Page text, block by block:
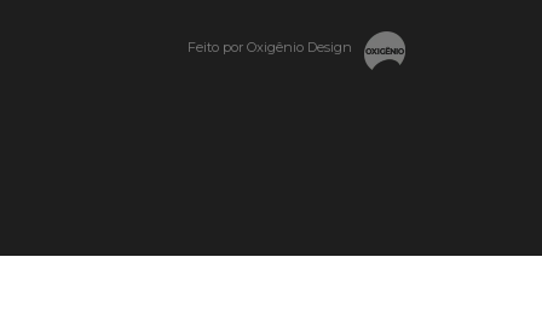
Feito por Oxigênio Design